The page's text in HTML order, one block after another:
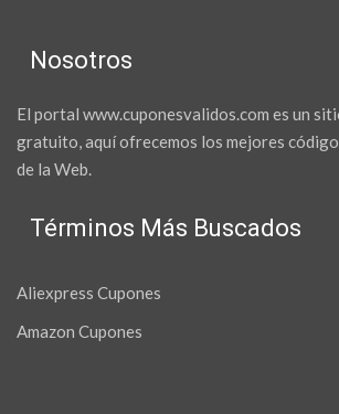
Nosotros
El portal www.cuponesvalidos.com es un
gratuito, aquí ofrecemos los mejores
de la Web.
Términos Más Buscados
Aliexpress Cupones
Amazon Cupones